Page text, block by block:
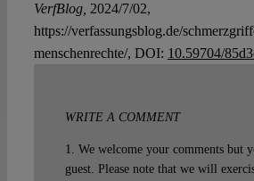
VerfBlog, 2024/7/02,
https://verfassungsblog.de/
menschenrechte/, DOI: 10.59704/
WRITE A COMMENT
1. We welcome your comments but
guest. Please note that we will